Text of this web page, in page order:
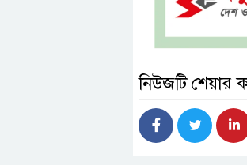
নিউজটি শেয়ার